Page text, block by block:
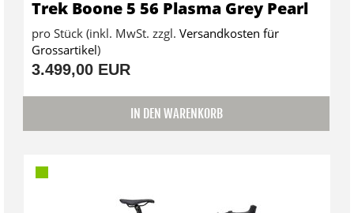
Trek Boone 5 56 Plasma Grey Pearl
pro Stück (inkl. MwSt. zzgl. Versandkosten für
Grossartikel)
3.499,00 EUR
IN DEN WARENKORB